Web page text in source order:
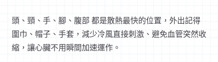
頭、頸、手、腳、腹部 都是散熱最快的位置，外出記得
圍巾、帽子、手套，減少冷風直接刺激、避免血管突然收
縮，讓心臟不用瞬間加速運作。